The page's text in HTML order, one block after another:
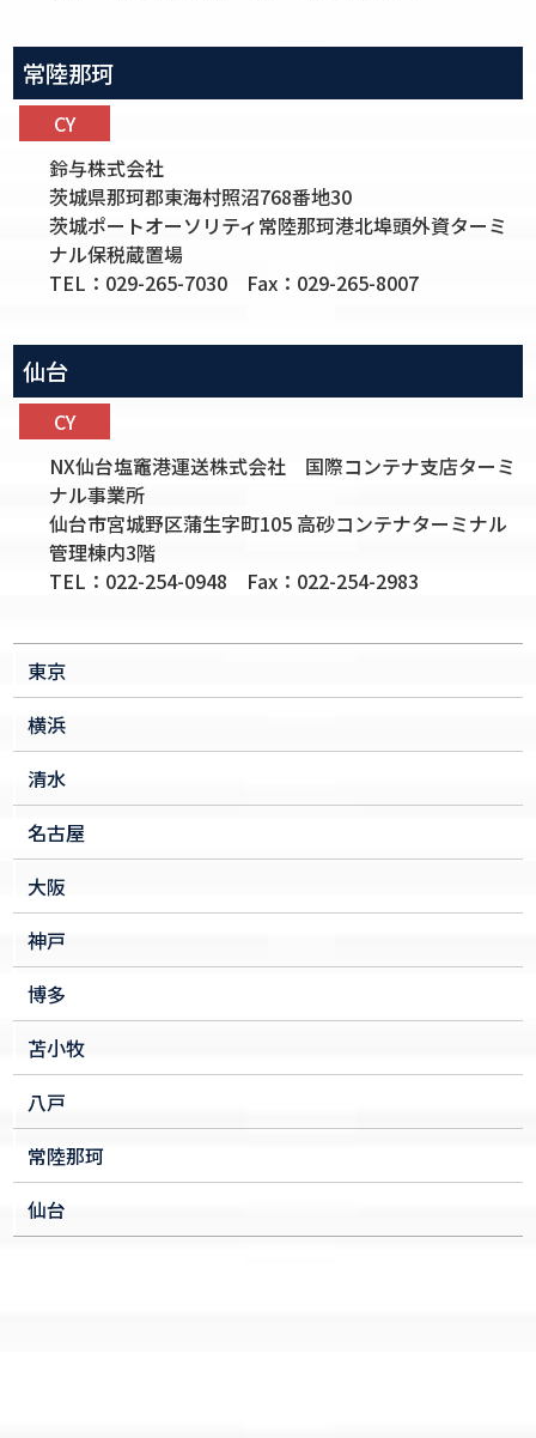
常陸那珂
CY
鈴与株式会社
茨城県那珂郡東海村照沼768番地30
茨城ポートオーソリティ常陸那珂港北埠頭外資ターミ
ナル保税蔵置場
TEL：029-265-7030 Fax：029-265-8007
仙台
CY
NX仙台塩竈港運送株式会社 国際コンテナ支店ターミ
ナル事業所
仙台市宮城野区蒲生字町105 高砂コンテナターミナル
管理棟内3階
TEL：022-254-0948 Fax：022-254-2983
東京
横浜
清水
名古屋
大阪
神戸
博多
苫小牧
八戸
常陸那珂
仙台